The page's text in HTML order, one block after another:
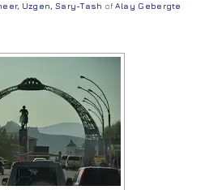
, Uzgen Sary-Tash of Alay Gebergte